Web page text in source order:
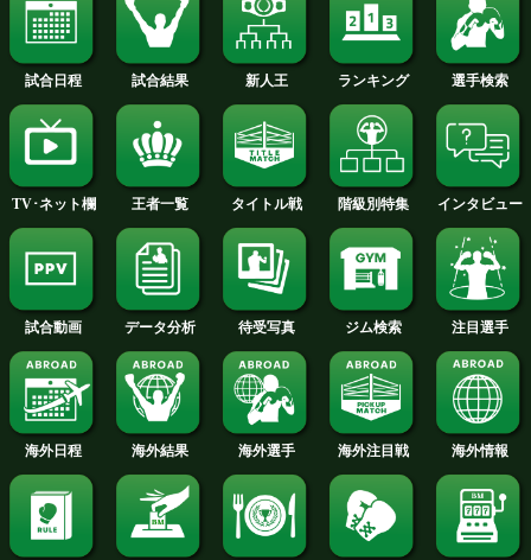
2016年
2015年
2014年
2013年
2012年
2011年